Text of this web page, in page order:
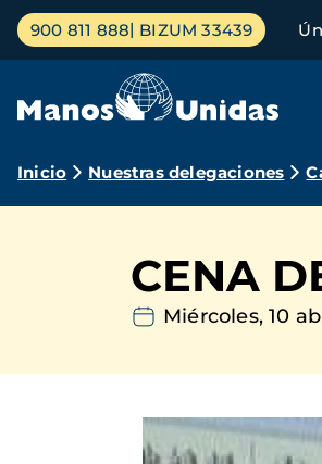
Pasar
contenido
Menú
principal
900 811 888 BIZUM 33439
Ruta
navegación
Inicio Nuestras delegaciones
CENA
Miércoles, 10